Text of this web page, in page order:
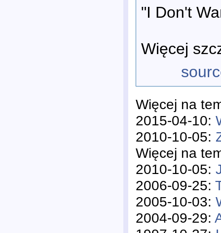
"I Don't
Więcej
Więcej na
2015-04-10:
2010-10-05:
Więcej na
2010-10-05:
2006-09-25:
2005-10-03:
2004-09-29: